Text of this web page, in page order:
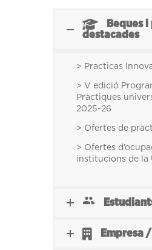
Beques
destacades
> Practicas
> V edició
Pràctiques
2025-26
> Ofertes de
> Ofertes
institucions de la
Empresa